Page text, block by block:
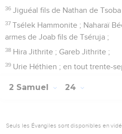
36 Jiguéal fils de Nathan de
37 Tsélek Hammonite ; Naharaï
armes de Joab fils de Tséruja ;
38 Hira Jithrite ; Gareb Jithrite ;
39 Urie Héthien ; en tout trente-
2 Samuel 24
Seuls les Évangiles sont disponibles en